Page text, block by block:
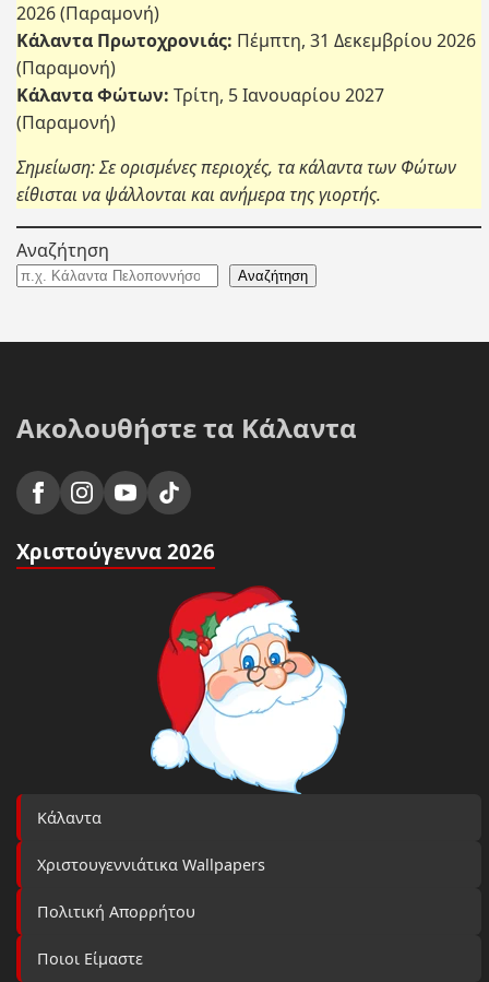
2026 (Παραμονή)
Κάλαντα Πρωτοχρονιάς: Πέμπτη, 31 Δεκεμβρίου 2026
(Παραμονή)
Κάλαντα Φώτων: Τρίτη, 5 Ιανουαρίου 2027
(Παραμονή)
Σημείωση: Σε ορισμένες περιοχές, τα κάλαντα των Φώτων
είθισται να ψάλλονται και ανήμερα της γιορτής.
Αναζήτηση
Αναζήτηση
Ακολουθήστε τα Κάλαντα
Χριστούγεννα 2026
Κάλαντα
Χριστουγεννιάτικα Wallpapers
Πολιτική Απορρήτου
Ποιοι Είμαστε